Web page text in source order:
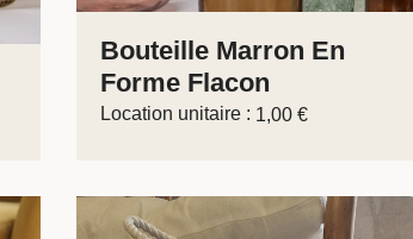
Bouteille Marron En
Forme Flacon
Location unitaire : 1,00 €